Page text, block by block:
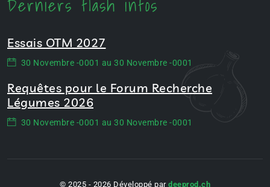
Essais OTM 2027
30 Novembre -0001 au 30 Novembre -0001
Requêtes pour le Forum Recherche
Légumes 2026
30 Novembre -0001 au 30 Novembre -0001
© 2025 - 2026 Développé par deeprod.ch